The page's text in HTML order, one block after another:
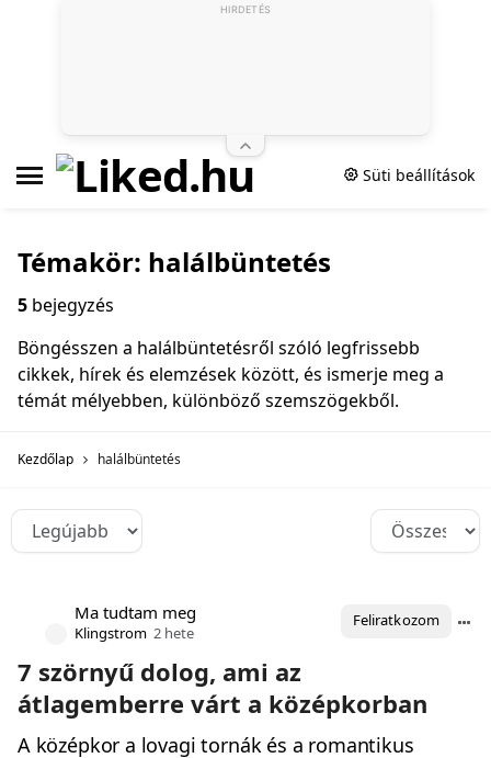
Süti beállítások
Témakör: halálbüntetés
5 bejegyzés
Böngésszen a halálbüntetésről szóló legfrissebb
cikkek, hírek és elemzések között, és ismerje meg a
témát mélyebben, különböző szemszögekből.
Kezdőlap halálbüntetés
Ma tudtam meg
Klingstrom 2 hete
Feliratkozom
7 szörnyű dolog, ami az
átlagemberre várt a középkorban
A középkor a lovagi tornák és a romantikus
HIRDETÉS